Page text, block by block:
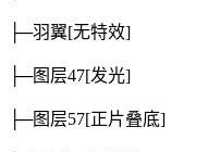
├─羽翼[无特效]
├─图层47[发光]
├─图层57[正片叠底]